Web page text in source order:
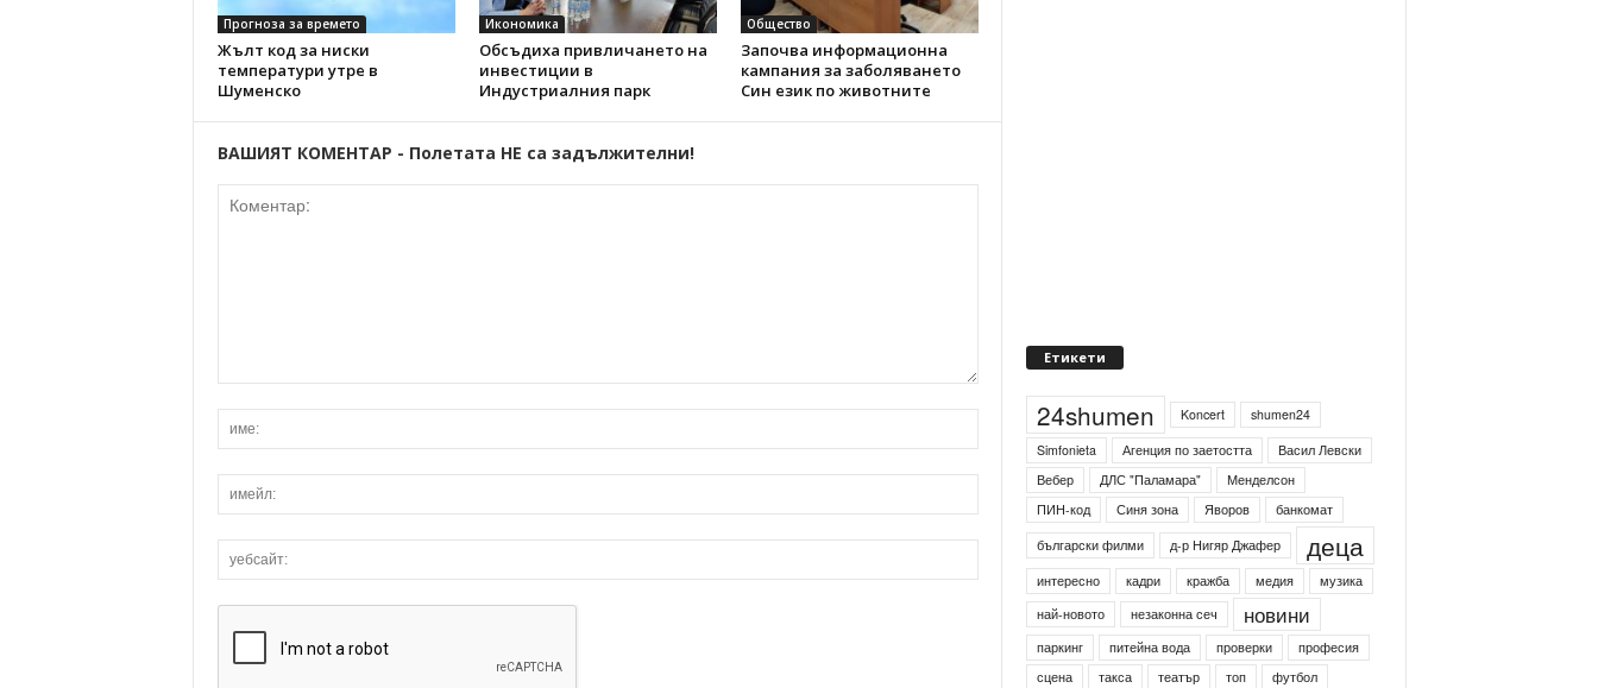
Прогноза за времето
Жълт код за ниски
температури утре в
Шуменско
Икономика
Обсъдиха привличането на
инвестиции в
Индустриалния парк
Общество
Започва информационна
кампания за заболяването
Син език по животните
ВАШИЯТ КОМЕНТАР - Полетата НЕ са задължителни!
Етикети
24shumen Koncert
shumen24
Simfonieta
Агенция по заетостта
Васил Левски
Вебер
ДЛС "Паламара"
Менделсон
ПИН-код
Синя зона Яворов
банкомат
български филми
д-р Нигяр Джафер деца
интересно кадри кражба медия
музика
най-новото
незаконна сеч новини
паркинг питейна вода проверки
професия
сцена
такса театър топ футбол